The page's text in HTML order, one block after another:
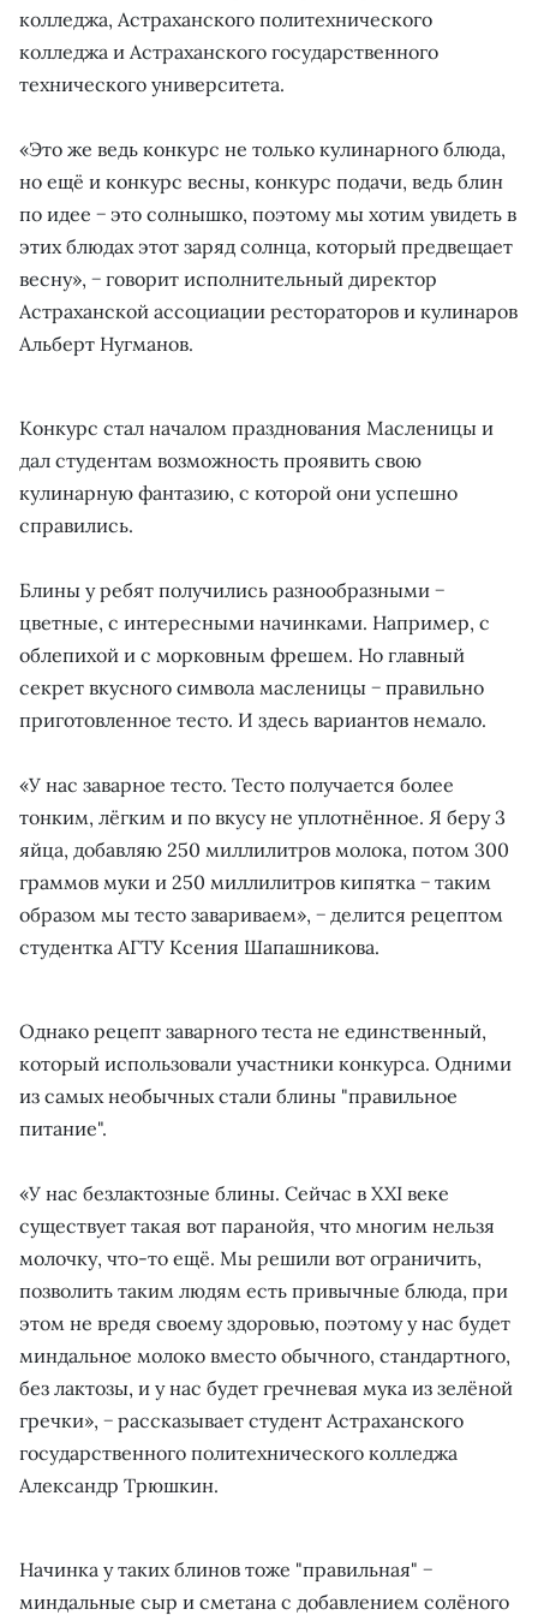
колледжа, Астраханского политехнического
колледжа и Астраханского государственного
технического университета.
«Это же ведь конкурс не только кулинарного блюда,
но ещё и конкурс весны, конкурс подачи, ведь блин
по идее − это солнышко, поэтому мы хотим увидеть в
этих блюдах этот заряд солнца, который предвещает
весну», − говорит исполнительный директор
Астраханской ассоциации рестораторов и кулинаров
Альберт Нугманов.
Конкурс стал началом празднования Масленицы и
дал студентам возможность проявить свою
кулинарную фантазию, с которой они успешно
справились.
Блины у ребят получились разнообразными −
цветные, с интересными начинками. Например, с
облепихой и с морковным фрешем. Но главный
секрет вкусного символа масленицы − правильно
приготовленное тесто. И здесь вариантов немало.
«У нас заварное тесто. Тесто получается более
тонким, лёгким и по вкусу не уплотнённое. Я беру 3
яйца, добавляю 250 миллилитров молока, потом 300
граммов муки и 250 миллилитров кипятка − таким
образом мы тесто завариваем», − делится рецептом
студентка АГТУ Ксения Шапашникова.
Однако рецепт заварного теста не единственный,
который использовали участники конкурса. Одними
из самых необычных стали блины "правильное
питание".
«У нас безлактозные блины. Сейчас в XXI веке
существует такая вот паранойя, что многим нельзя
молочку, что-то ещё. Мы решили вот ограничить,
позволить таким людям есть привычные блюда, при
этом не вредя своему здоровью, поэтому у нас будет
миндальное молоко вместо обычного, стандартного,
без лактозы, и у нас будет гречневая мука из зелёной
гречки», − рассказывает студент Астраханского
государственного политехнического колледжа
Александр Трюшкин.
Начинка у таких блинов тоже "правильная" −
миндальные сыр и сметана с добавлением солёного